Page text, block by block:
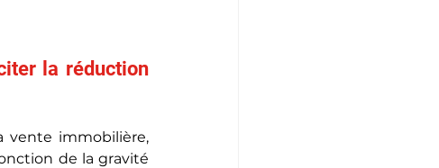
la réduction
vente immobilière,
de la gravité